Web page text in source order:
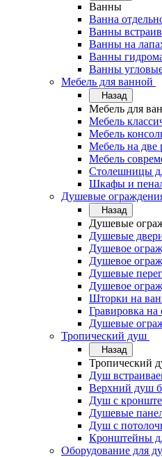
Ванны
Ванна
Ванны
Ванны на
Ванны
Ванны
Мебель для ванной
Назад
Мебель для
Мебель
Мебель
Мебель на две
Мебель
Столешницы
Шкафы и
Душевые
Назад
Душевые
Душевые
Душевое
Душевое
Душевые
Душевое
Шторки на
Гравировка на
Душевые
Тропический душ
Назад
Тропический
Душ
Верхний душ
Душ с
Душевые
Душ с
Кронштейны
Оборудование для